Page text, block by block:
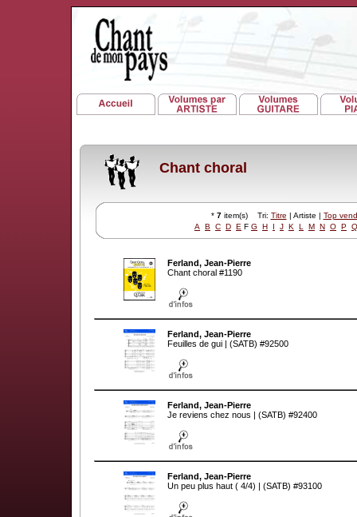
Chant choral
* 7item(s) Tri: Titre | Artiste | Top
A
B C D E F G H I J K L M N O P Q
Ferland, Jean-Pierre
Chant choral #1190
Ferland, Jean-Pierre
Feuilles de gui | (SATB) #92500
Ferland, Jean-Pierre
Je reviens chez nous | (SATB) #92400
Ferland, Jean-Pierre
Un peu plus haut ( 4/4) | (SATB) #93100